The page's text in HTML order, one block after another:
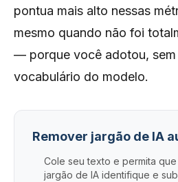
pontua mais alto nessas
mesmo quando não foi
— porque você adotou, sem
vocabulário do modelo.
Remover jargão de IA
Cole seu texto e permita
jargão de IA identifique e